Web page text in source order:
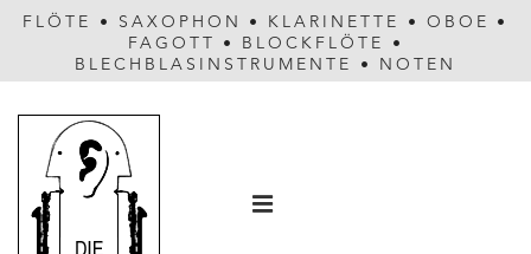
FLÖTE • SAXOPHON • KLARINETTE • OBOE
•
FAGOTT
• BLOCKFLÖTE
•
BLECHBLASINSTRUMENTE
• NOTEN